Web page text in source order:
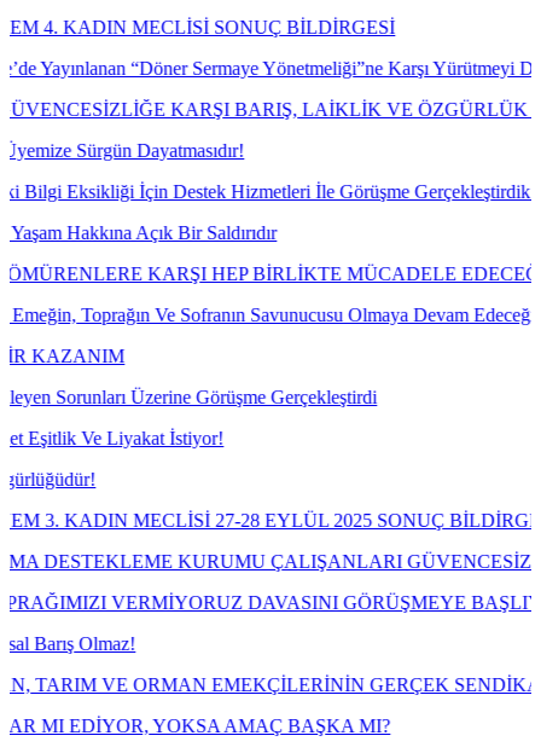
MECLİSİ SONUÇ BİLDİRGESİ
“Döner Sermaye Yönetmeliği”ne Karşı Yürütmeyi Durdurma ve
KARŞI BARIŞ, LAİKLİK VE ÖZGÜRLÜK
Dayatmasıdır!
İçin Destek Hizmetleri İle Görüşme Gerçekleştirdik.
Açık Bir Saldırıdır
KARŞI HEP BİRLİKTE MÜCADELE EDECEĞİZ
Ve Sofranın Savunucusu Olmaya Devam Edeceğiz!
Üzerine Görüşme Gerçekleştirdi
Liyakat İstiyor!
MECLİSİ 27-28 EYLÜL 2025 SONUÇ BİLDİRGESİ
KURUMU ÇALIŞANLARI GÜVENCESİZLİĞE
DAVASINI GÖRÜŞMEYE BAŞLIYOR
ORMAN EMEKÇİLERİNİN GERÇEK SENDİKASI TARIM
YOKSA AMAÇ BAŞKA MI?